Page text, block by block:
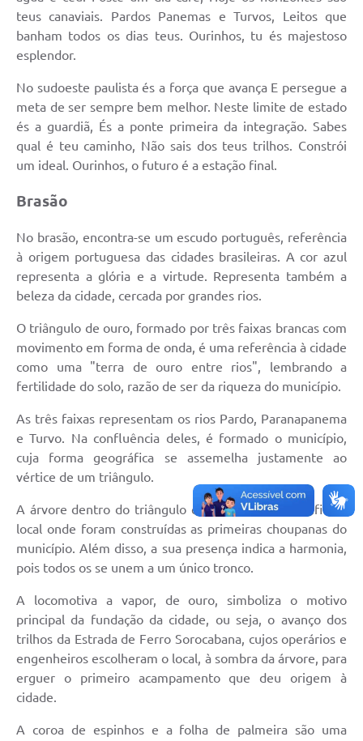
teus canaviais. Pardos Panemas e Turvos, Leitos que
banham todos os dias teus. Ourinhos, tu és majestoso
esplendor.
No sudoeste paulista és a força que avança E persegue a
meta de ser sempre bem melhor. Neste limite de estado
és a guardiã, És a ponte primeira da integração. Sabes
qual é teu caminho, Não sais dos teus trilhos. Constrói
um ideal. Ourinhos, o futuro é a estação final.
Brasão
No brasão, encontra-se um escudo português, referência
à origem portuguesa das cidades brasileiras. A cor azul
representa a glória e a virtude. Representa também a
beleza da cidade, cercada por grandes rios.
O triângulo de ouro, formado por três faixas brancas com
movimento em forma de onda, é uma referência à cidade
como uma "terra de ouro entre rios", lembrando a
fertilidade do solo, razão de ser da riqueza do município.
As três faixas representam os rios Pardo, Paranapanema
e Turvo. Na confluência deles, é formado o município,
cuja forma geográfica se assemelha justamente ao
vértice de um triângulo.
A árvore dentro do triângulo é o marco que identifica o
local onde foram construídas as primeiras choupanas do
município. Além disso, a sua presença indica a harmonia,
pois todos os se unem a um único tronco.
A locomotiva a vapor, de ouro, simboliza o motivo
principal da fundação da cidade, ou seja, o avanço dos
trilhos da Estrada de Ferro Sorocabana, cujos operários e
engenheiros escolheram o local, à sombra da árvore, para
erguer o primeiro acampamento que deu origem à
cidade.
A coroa de espinhos e a folha de palmeira são uma